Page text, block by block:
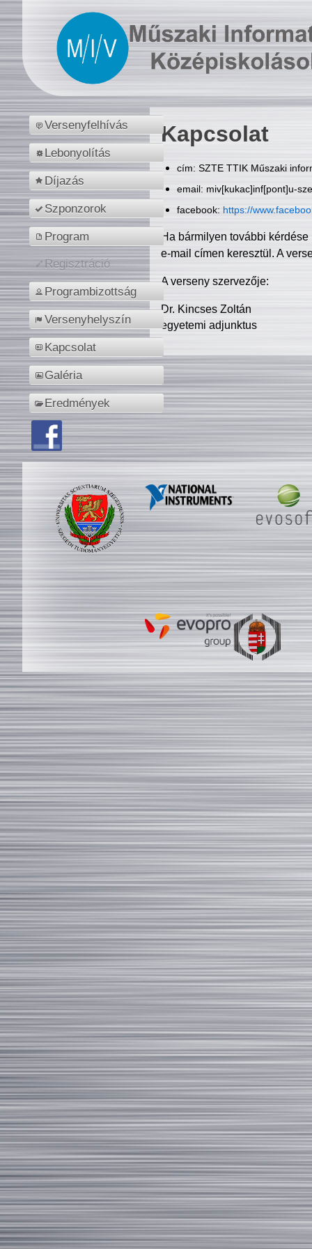
Versenyfelhívás
Lebonyolítás
Díjazás
Szponzorok
Program
Regisztráció
Programbizottság
Versenyhelyszín
Kapcsolat
Galéria
Eredmények
Kapcsolat
cím: SZTE TTIK Műszaki
email: miv[kukac]inf[pont]u-
facebook: https://
Ha bármilyen további
e-mail címen keresztül. A
A verseny szervezője:
Dr. Kincses Zoltán
egyetemi adjunktus